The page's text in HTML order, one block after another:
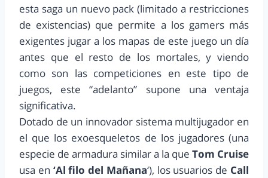
esta saga un nuevo pack (limitado a restricciones
de existencias) que permite a los gamers más
exigentes jugar a los mapas de este juego un día
antes que el resto de los mortales, y viendo
como son las competiciones en este tipo de
juegos, este “adelanto” supone una ventaja
significativa.
Dotado de un innovador sistema multijugador en
el que los exoesqueletos de los jugadores (una
especie de armadura similar a la que Tom Cruise
usa en ‘Al filo del Mañana‘), los usuarios de Call